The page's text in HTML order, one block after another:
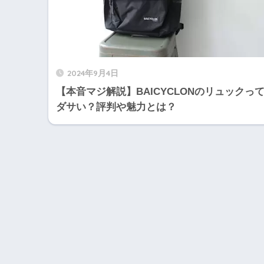
2024年9月4日
【本音マジ解説】BAICYCLONのリュックって
ダサい？評判や魅力とは？